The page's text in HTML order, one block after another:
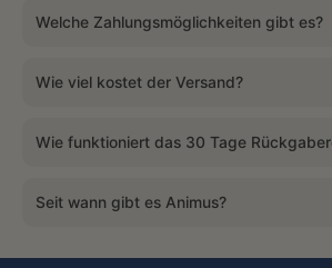
Welche Zahlungsmöglichkeiten gibt es?
Wie viel kostet der Versand?
Wie funktioniert das 30 Tage
Seit wann gibt es Animus?